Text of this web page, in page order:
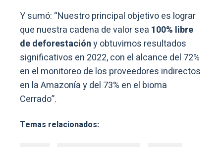
Y sumó: “Nuestro principal objetivo es lograr
que nuestra cadena de valor sea 100% libre
de deforestacióny obtuvimos resultados
significativos en 2022, con el alcance del 72%
en el monitoreo de los proveedores indirectos
en la Amazonía y del 73% en el bioma
Cerrado”.
Temas relacionados: